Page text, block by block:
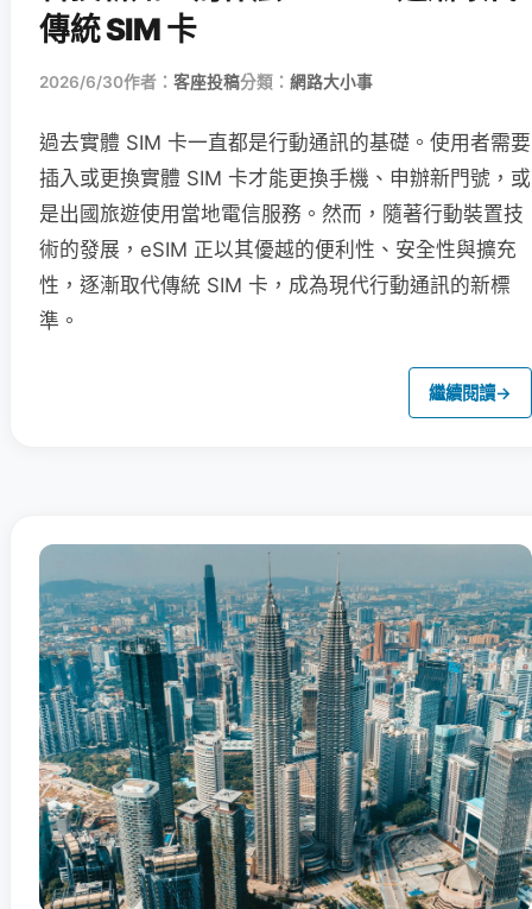
傳統 SIM 卡
2026/6/30作者： 客座投稿分類： 網路大小事
過去實體 SIM 卡一直都是行動通訊的基礎。使用者需要
插入或更換實體 SIM 卡才能更換手機、申辦新門號，或
是出國旅遊使用當地電信服務。然而，隨著行動裝置技
術的發展，eSIM 正以其優越的便利性、安全性與擴充
性，逐漸取代傳統 SIM 卡，成為現代行動通訊的新標
準。
繼續閱讀→